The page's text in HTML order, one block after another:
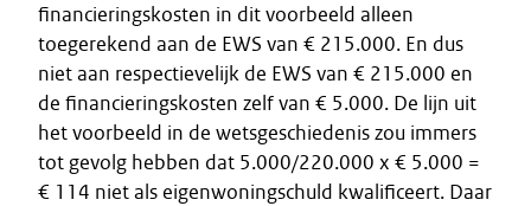
financieringskosten in dit voorbeeld alleen
toegerekend aan de EWS van € 215.000. En dus
niet aan respectievelijk de EWS van € 215.000 en
de financieringskosten zelf van € 5.000. De lijn uit
het voorbeeld in de wetsgeschiedenis zou immers
tot gevolg hebben dat 5.000/220.000 x € 5.000 =
€ 114 niet als eigenwoningschuld kwalificeert. Daar